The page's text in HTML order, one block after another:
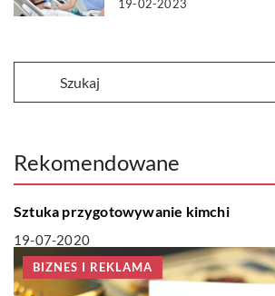
19-02-2023
Rekomendowane
LIFE & STYLE
Sztuka przygotowywanie kimchi
19-07-2020
BIZNES I REKLAMA